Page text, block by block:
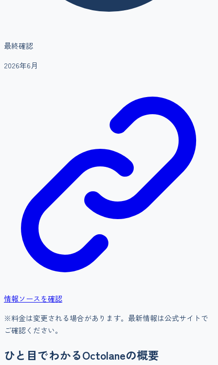
最終確認
2026年6月
情報ソースを確認
※料金は変更される場合があります。最新情報は公式サイトで
ご確認ください。
ひと目でわかるOctolaneの概要